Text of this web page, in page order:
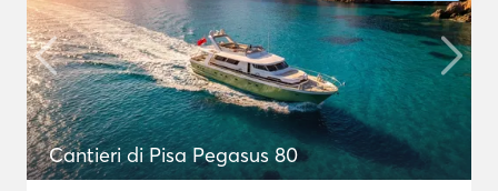
Cantieri di Pisa Pegasus 80